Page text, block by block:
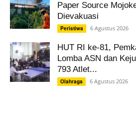
Paper Source
Dievakuasi
Peristiwa 6 Agustus 2026
HUT RI ke-81,
Lomba ASN dan
793 Atlet...
Olahraga 6 Agustus 2026